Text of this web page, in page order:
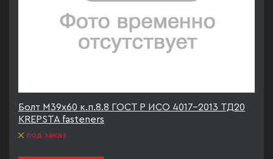
Болт М39х60 к.п.8.8 ГОСТ Р ИСО 4017-2013 ТД20
KREPSTA fasteners
под заказ